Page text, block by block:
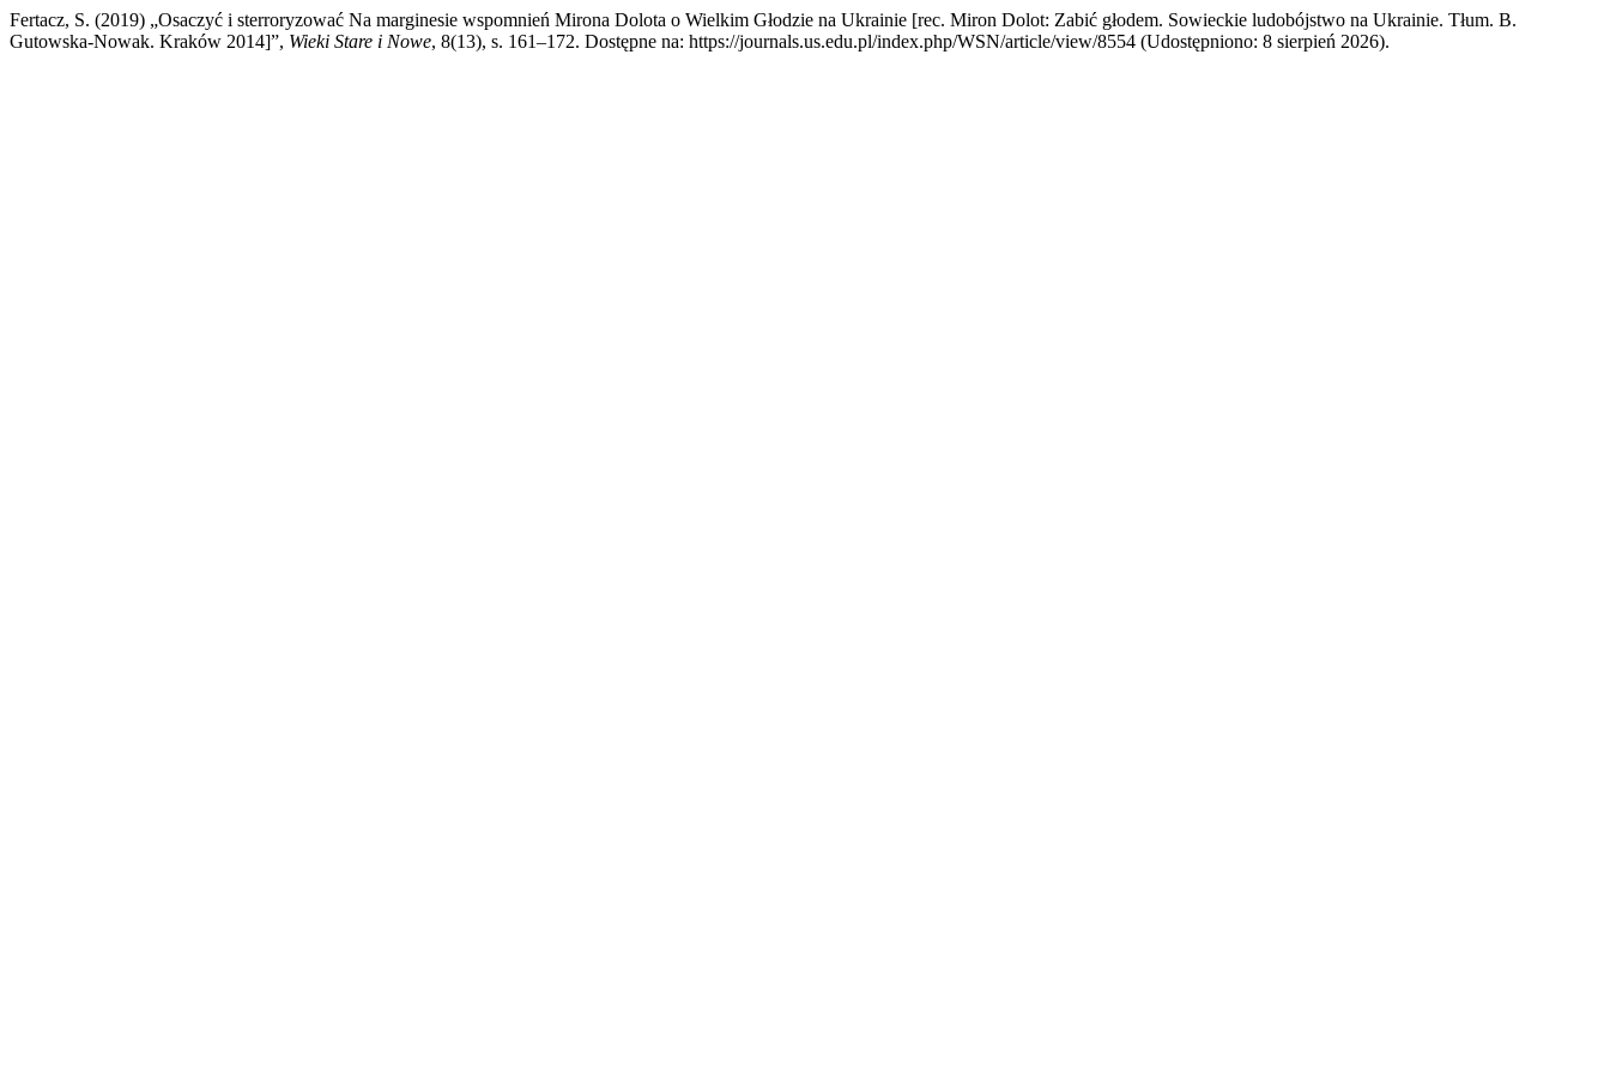
Fertacz, S. (2019) „Osaczyć i sterroryzować Na marginesie wspomnień Mirona Dolota o Wielkim Głodzie na Ukrainie [rec. Miron Dolot: Zabić głodem. Sowieckie ludobójstwo na Ukrainie. Tłum. B.
Gutowska‑Nowak. Kraków 2014]”, Wieki Stare i Nowe, 8(13), s. 161–172. Dostępne na: https://journals.us.edu.pl/index.php/WSN/article/view/8554 (Udostępniono: 8 sierpień 2026).